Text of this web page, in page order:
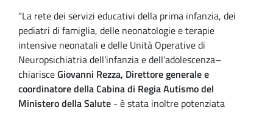
“La rete dei servizi educativi della prima infanzia, dei
pediatri di famiglia, delle neonatologie e terapie
intensive neonatali e delle Unità Operative di
Neuropsichiatria dell’infanzia e dell’adolescenza–
chiarisceGiovanni Rezza, Direttore generale e
coordinatore della Cabina di Regia Autismo del
Ministero della Salute - è stata inoltre potenziata